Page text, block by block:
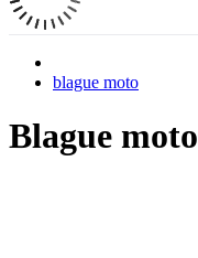
blague moto
Blague moto